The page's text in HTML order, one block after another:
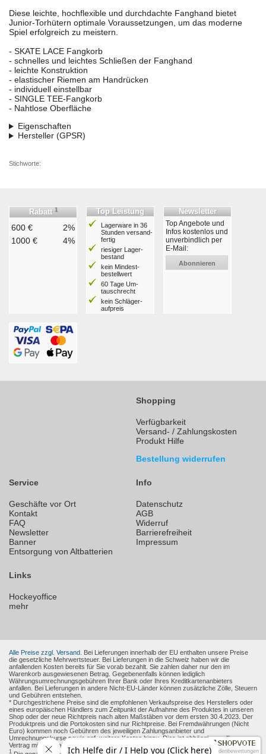
Diese leichte, hochflexible und durchdachte Fanghand bietet
Junior-Torhütern optimale Voraussetzungen, um das moderne
Spiel erfolgreich zu meistern.
- SKATE LACE Fangkorb
- schnelles und leichtes Schließen der Fanghand
- leichte Konstruktion
- elastischer Riemen am Handrücken
- individuell einstellbar
- SINGLE TEE-Fangkorb
- Nahtlose Oberfläche
Eigenschaften
Hersteller (GPSR)
Stichworte:
Rabatt 1
600 €
2%
1000 €
4%
Top Leistung
Lagerware in 36
Stunden ver­sand­
fertig
riesiger Lager­
bestand
kein Mindest­
bestell­wert
60 Tage Um­
tausch­recht
kein Schläger­
aufpreis
Newsletter
Top Angebote und
Infos kostenlos und
unverbindlich per
E-Mail:
Abonnieren
Shopping
Verfügbarkeit
Versand- / Zahlungskosten
Produkt Hilfe
Bestellung widerrufen
Service
Geschäfte vor Ort
Kontakt
FAQ
Newsletter
Banner
Entsorgung von Altbatterien
Info
Datenschutz
AGB
Widerruf
Barrierefreiheit
Impressum
Links
Hockeyoffice
mehr
Alle Preise zzgl. Versand. Bei Lieferungen innerhalb der EU enthalten unsere Preise
die gesetzliche Mehrwertsteuer. Bei Lieferungen in die Schweiz haben wir die
anfallenden Kosten bereits für Sie vorab bezahlt. Sie zahlen daher nur den im
Warenkorb ausgewiesenen Betrag. Gegebenenfalls können lediglich
Währungsumrechnungsgebühren Ihrer Bank oder Ihres Kreditkartenanbieters
anfallen. Bei Lieferungen in andere Nicht-EU-Länder können zusätzliche Zölle, Steuern
und Gebühren entstehen.
* Durchgestrichene Preise sind die empfohlenen Verkaufspreise des Herstellers oder
eines europäischen Händlers zum Zeitpunkt der Aufnahme des Produktes in unseren
Shop oder der neue Richtpreis nach alten Maßstäben vor dem ersten 30.4.2023. Der
Produktpreis und die Portokosten sind nur Richtpreise. Bei Fremdwährungen (Nicht
Euro) kommen noch Gebühren des jeweiligen Zahlungsanbieter und
Umrechnungskurse sowie ggf. weitere Kosten hinzu. Dies ist abhängig von Ihren
Vertrag mit den Zahlungsanbieter.
1 Kundenbewertungen